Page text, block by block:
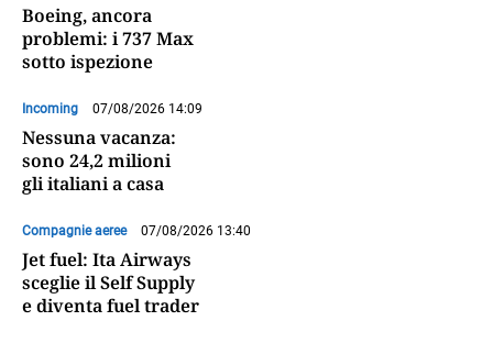
Boeing, ancora
problemi: i 737 Max
sotto ispezione
Incoming 07/08/2026 14:09
Nessuna vacanza:
sono 24,2 milioni
gli italiani a casa
Compagnie aeree 07/08/2026 13:40
Jet fuel: Ita Airways
sceglie il Self Supply
e diventa fuel trader